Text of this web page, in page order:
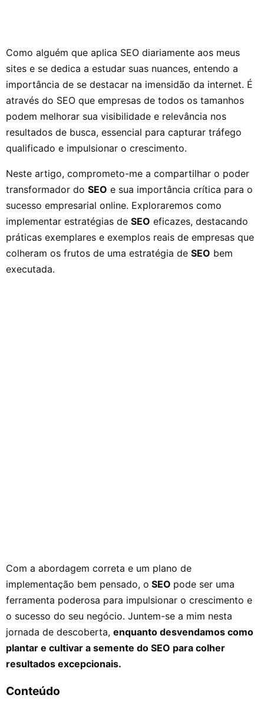
Como alguém que aplica SEO diariamente aos meus
sites e se dedica a estudar suas nuances, entendo a
importância de se destacar na imensidão da internet. É
através do SEO que empresas de todos os tamanhos
podem melhorar sua visibilidade e relevância nos
resultados de busca, essencial para capturar tráfego
qualificado e impulsionar o crescimento.
Neste artigo, comprometo-me a compartilhar o poder
transformador do SEO e sua importância crítica para o
sucesso empresarial online. Exploraremos como
implementar estratégias de SEO eficazes, destacando
práticas exemplares e exemplos reais de empresas que
colheram os frutos de uma estratégia de SEO bem
executada.
Com a abordagem correta e um plano de
implementação bem pensado, o SEO pode ser uma
ferramenta poderosa para impulsionar o crescimento e
o sucesso do seu negócio. Juntem-se a mim nesta
jornada de descoberta, enquanto desvendamos como
plantar e cultivar a semente do SEO para colher
resultados excepcionais.
Conteúdo